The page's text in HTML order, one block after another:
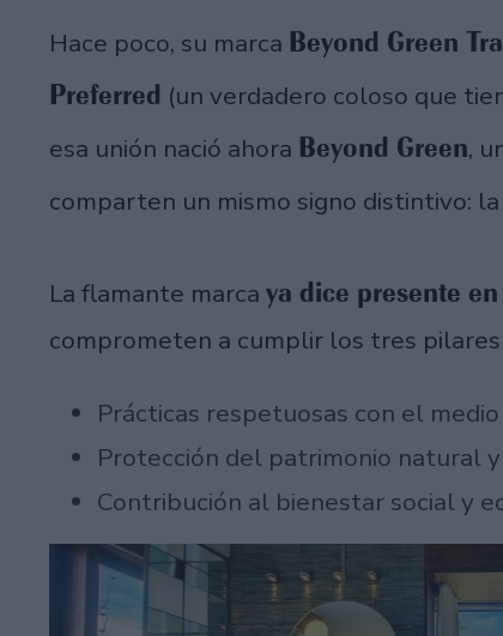
Hace poco, su marca Beyond Green
Preferred (un verdadero coloso que
esa unión nació ahora Beyond Green,
comparten un mismo signo distintivo:
La flamante marca ya dice presente
comprometen a cumplir los tres
Prácticas respetuosas con el
Protección del patrimonio natural
Contribución al bienestar social y